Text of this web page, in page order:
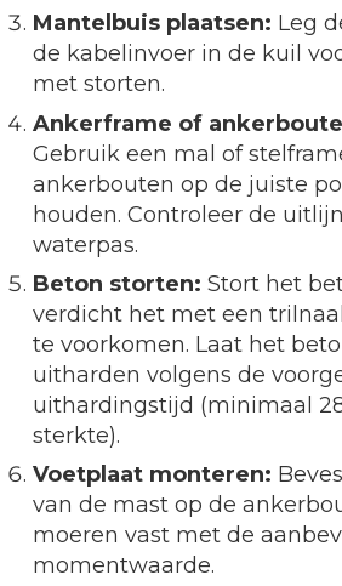
Mantelbuis plaatsen: Leg
de kabelinvoer in de kuil
met storten.
Ankerframe of
Gebruik een mal of
ankerbouten op de juiste
houden. Controleer de
waterpas.
Beton storten: Stort het
verdicht het met een
te voorkomen. Laat het
uitharden volgens de
uithardingstijd (minimaal
sterkte).
Voetplaat monteren:
van de mast op de
moeren vast met de
momentwaarde.